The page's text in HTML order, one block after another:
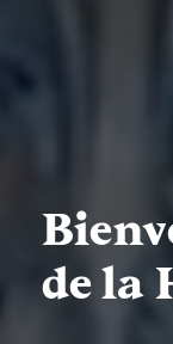
de la